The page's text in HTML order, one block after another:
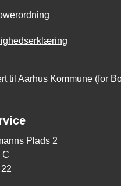
til Aarhus Kommune (for
Plads 2
C